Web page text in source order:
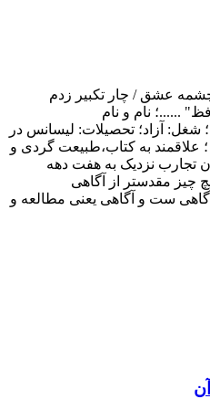
عشق / چار تکبیر زدم
......؛ نام و نام
آزاد؛ تحصیلات: لیسانس در
علاقمند به کتاب،طبیعت گردی و
تجارب نزدیک به هفت دهه
چیز مقدستر از آگاهی
ست و آگاهی یعنی مطالعه و